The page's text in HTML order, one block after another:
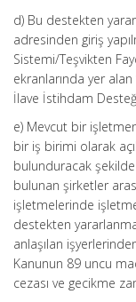
d) Bu destekten
adresinden giriş
Sistemi/Teşvikten
ekranlarında yer alan
İlave İstihdam
e) Mevcut bir
bir iş birimi olarak
bulunduracak
bulunan şirketler
işletmelerinde
destekten
anlaşılan
Kanunun 89 uncu
cezası ve gecikme